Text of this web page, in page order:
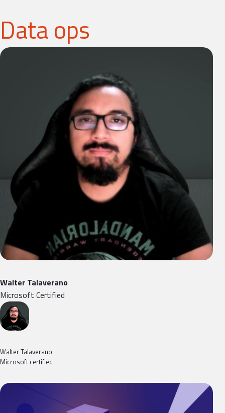
Data ops
Walter Talaverano
Microsoft Certified
Walter Talaverano
Microsoft certified